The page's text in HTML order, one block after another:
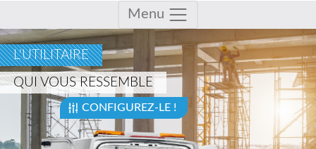
Menu
L'UTILITAIRE
QUI VOUS RESSEMBLE
CONFIGUREZ-LE !